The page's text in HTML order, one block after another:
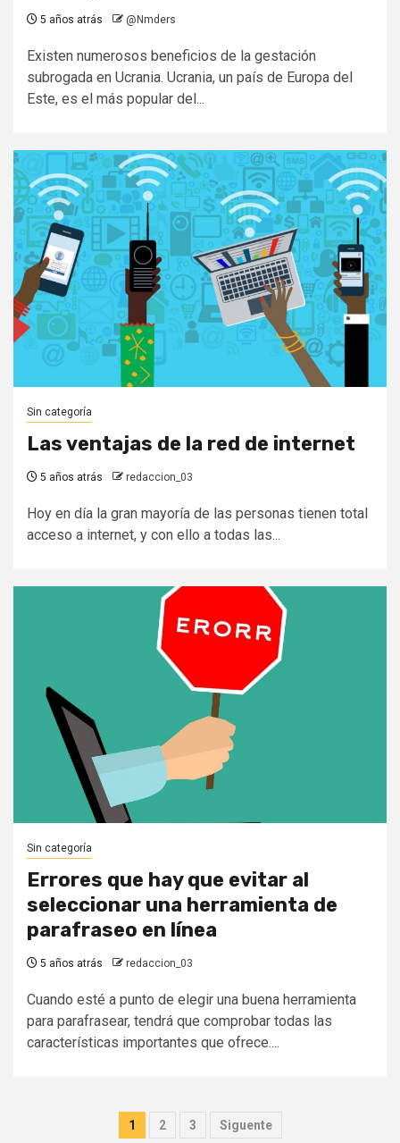
5 años atrás @Nmders
Existen numerosos beneficios de la gestación
subrogada en Ucrania. Ucrania, un país de Europa del
Este, es el más popular del...
Sin categoría
Las ventajas de la red de internet
5 años atrás redaccion_03
Hoy en día la gran mayoría de las personas tienen total
acceso a internet, y con ello a todas las...
Sin categoría
Errores que hay que evitar al
seleccionar una herramienta de
parafraseo en línea
5 años atrás redaccion_03
Cuando esté a punto de elegir una buena herramienta
para parafrasear, tendrá que comprobar todas las
características importantes que ofrece....
Paginación
1 2 3 Siguente